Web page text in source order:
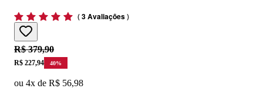
(3 Avaliações)
Original price:
R$ 379,90
Price:
R$ 227,94 40%
ou 4x de R$ 56,98